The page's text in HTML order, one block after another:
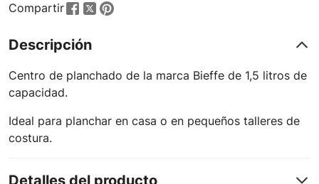
Compartir
Descripción
Centro de planchado de la marca Bieffe de 1,5 litros de
capacidad.
Ideal para planchar en casa o en pequeños talleres de
costura.
Detalles del producto